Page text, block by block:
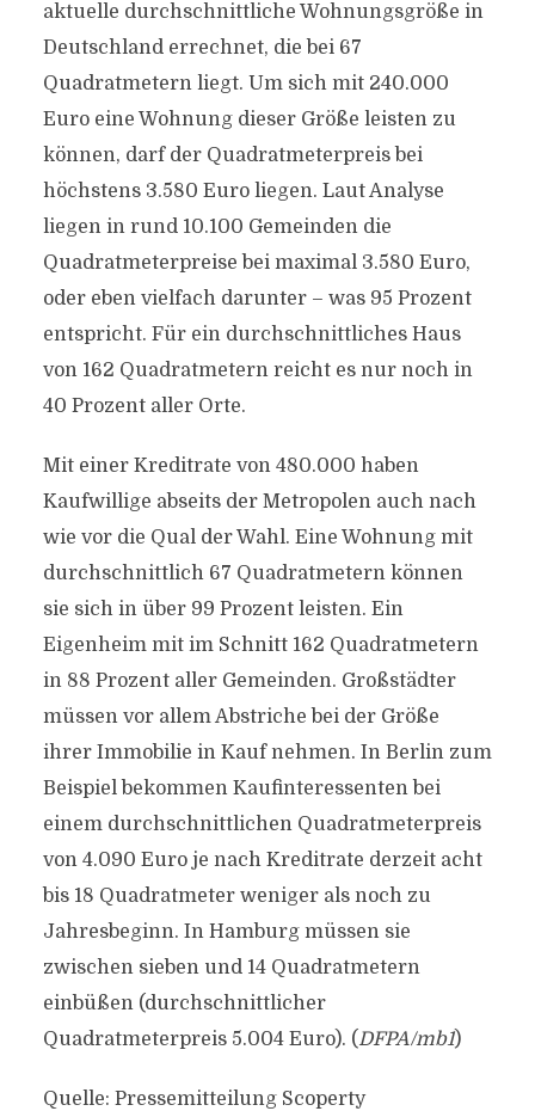
aktuelle durchschnittliche Wohnungsgröße in
Deutschland errechnet, die bei 67
Quadratmetern liegt. Um sich mit 240.000
Euro eine Wohnung dieser Größe leisten zu
können, darf der Quadratmeterpreis bei
höchstens 3.580 Euro liegen. Laut Analyse
liegen in rund 10.100 Gemeinden die
Quadratmeterpreise bei maximal 3.580 Euro,
oder eben vielfach darunter – was 95 Prozent
entspricht. Für ein durchschnittliches Haus
von 162 Quadratmetern reicht es nur noch in
40 Prozent aller Orte.
Mit einer Kreditrate von 480.000 haben
Kaufwillige abseits der Metropolen auch nach
wie vor die Qual der Wahl. Eine Wohnung mit
durchschnittlich 67 Quadratmetern können
sie sich in über 99 Prozent leisten. Ein
Eigenheim mit im Schnitt 162 Quadratmetern
in 88 Prozent aller Gemeinden. Großstädter
müssen vor allem Abstriche bei der Größe
ihrer Immobilie in Kauf nehmen. In Berlin zum
Beispiel bekommen Kaufinteressenten bei
einem durchschnittlichen Quadratmeterpreis
von 4.090 Euro je nach Kreditrate derzeit acht
bis 18 Quadratmeter weniger als noch zu
Jahresbeginn. In Hamburg müssen sie
zwischen sieben und 14 Quadratmetern
einbüßen (durchschnittlicher
Quadratmeterpreis 5.004 Euro). (DFPA/mb1)
Quelle: Pressemitteilung Scoperty